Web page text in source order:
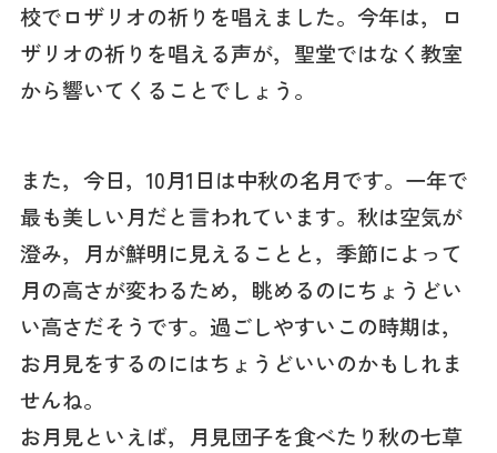
校でロザリオの祈りを唱えました。今年は，ロ
ザリオの祈りを唱える声が，聖堂ではなく教室
から響いてくることでしょう。
また，今日，10月1日は中秋の名月です。一年で
最も美しい月だと言われています。秋は空気が
澄み，月が鮮明に見えることと，季節によって
月の高さが変わるため，眺めるのにちょうどい
い高さだそうです。過ごしやすいこの時期は，
お月見をするのにはちょうどいいのかもしれま
せんね。
お月見といえば，月見団子を食べたり秋の七草